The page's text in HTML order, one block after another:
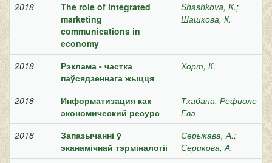
2018
The role of integrated
marketing
communications in
economy
Shashkova, K.;
Шашкова, К.
2018
Рэклама - частка
паўсядзеннага жыцця
Хорт, К.
2018
Информатизация как
экономический ресурс
Тхабана, Рефиоле
Ева
2018
Запазычанні ў
эканамічнай тэрміналогіі
Серыкава, А.;
Серикова, А.